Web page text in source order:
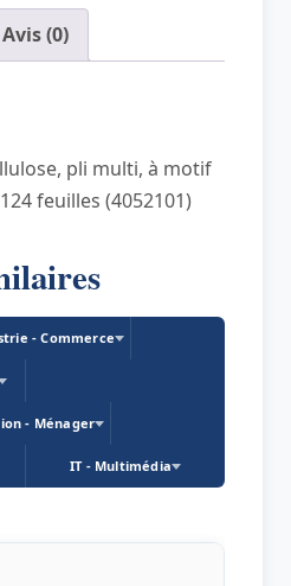
Avis (0)
pli multi, à motif
feuilles (4052101)
- Commerce
- Ménager
IT - Multimédia